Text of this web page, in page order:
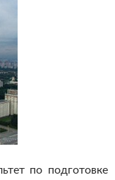
по подготовке